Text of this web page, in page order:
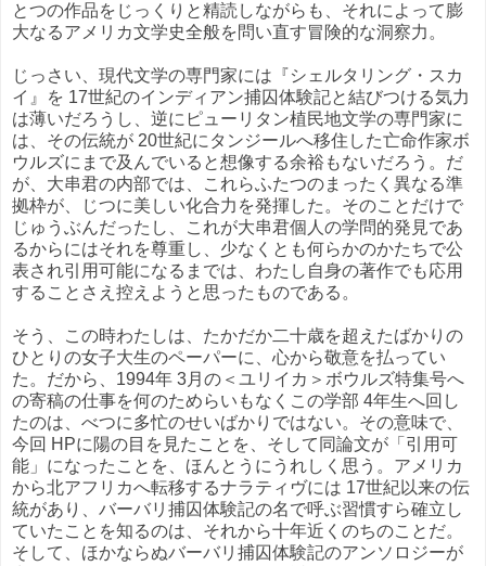
とつの作品をじっくりと精読しながらも、それによって膨
大なるアメリカ文学史全般を問い直す冒険的な洞察力。
じっさい、現代文学の専門家には『シェルタリング・スカ
イ』を 17世紀のインディアン捕囚体験記と結びつける気力
は薄いだろうし、逆にピューリタン植民地文学の専門家に
は、その伝統が 20世紀にタンジールへ移住した亡命作家ボ
ウルズにまで及んでいると想像する余裕もないだろう。だ
が、大串君の内部では、これらふたつのまったく異なる準
拠枠が、じつに美しい化合力を発揮した。そのことだけで
じゅうぶんだったし、これが大串君個人の学問的発見であ
るからにはそれを尊重し、少なくとも何らかのかたちで公
表され引用可能になるまでは、わたし自身の著作でも応用
することさえ控えようと思ったものである。
そう、この時わたしは、たかだか二十歳を超えたばかりの
ひとりの女子大生のペーパーに、心から敬意を払ってい
た。だから、1994年 3月の＜ユリイカ＞ボウルズ特集号へ
の寄稿の仕事を何のためらいもなくこの学部 4年生へ回し
たのは、べつに多忙のせいばかりではない。その意味で、
今回 HPに陽の目を見たことを、そして同論文が「引用可
能」になったことを、ほんとうにうれしく思う。アメリカ
から北アフリカへ転移するナラティヴには 17世紀以来の伝
統があり、バーバリ捕囚体験記の名で呼ぶ習慣すら確立し
ていたことを知るのは、それから十年近くのちのことだ。
そして、ほかならぬバーバリ捕囚体験記のアンソロジーが